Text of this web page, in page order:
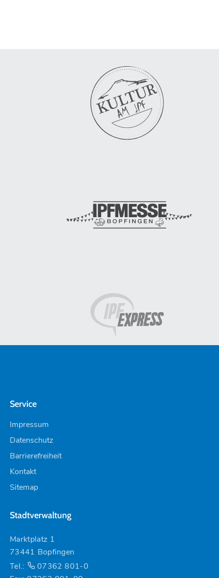
Service
Impressum
Datenschutz
Barrierefreiheit
Kontakt
Sitemap
Stadtverwaltung
Marktplatz 1
73441 Bopfingen
Tel.:
07362 801-0